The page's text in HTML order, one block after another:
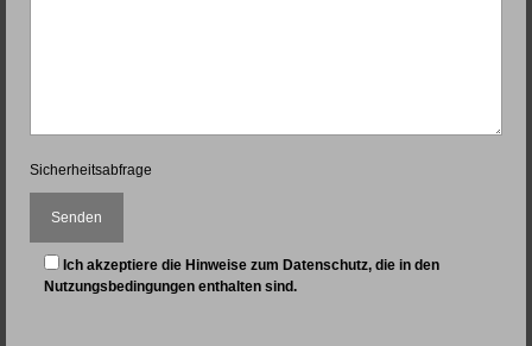
Sicherheitsabfrage
Ich akzeptiere die Hinweise zum Datenschutz, die in den
Nutzungsbedingungen enthalten sind.